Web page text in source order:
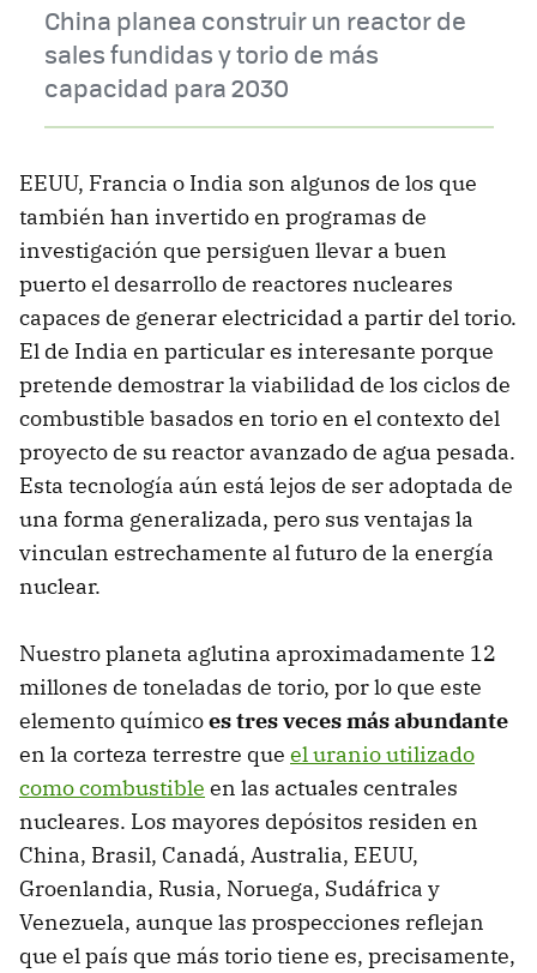
China planea construir un reactor de
sales fundidas y torio de más
capacidad para 2030
EEUU, Francia o India son algunos de los que
también han invertido en programas de
investigación que persiguen llevar a buen
puerto el desarrollo de reactores nucleares
capaces de generar electricidad a partir del torio.
El de India en particular es interesante porque
pretende demostrar la viabilidad de los ciclos de
combustible basados en torio en el contexto del
proyecto de su reactor avanzado de agua pesada.
Esta tecnología aún está lejos de ser adoptada de
una forma generalizada, pero sus ventajas la
vinculan estrechamente al futuro de la energía
nuclear.
Nuestro planeta aglutina aproximadamente 12
millones de toneladas de torio, por lo que este
elemento químicoes tres veces más abundante
en la corteza terrestre que el uranio utilizado
como combustible en las actuales centrales
nucleares. Los mayores depósitos residen en
China, Brasil, Canadá, Australia, EEUU,
Groenlandia, Rusia, Noruega, Sudáfrica y
Venezuela, aunque las prospecciones reflejan
que el país que más torio tiene es, precisamente,